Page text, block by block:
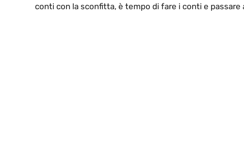
conti con la sconfitta, è tempo di fare i conti e passare